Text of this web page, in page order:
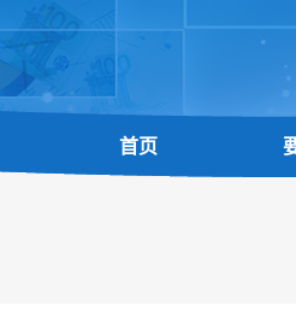
首页